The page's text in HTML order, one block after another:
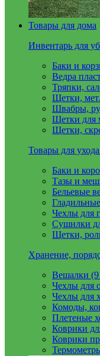
Товары для дома
Инвентарь для
Баки и
Ведра
Тряпки,
Щетки,
Швабры,
Щетки для
Щетки,
Товары для
Баки и
Тазы и
Бельевые
Чехлы для
Сушилки
Щетки,
Хранение,
Вешалки
Чехлы для
Чехлы для
Комоды,
Плетеные
Коврики
Коврики